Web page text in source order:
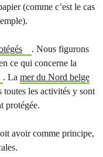
(comme c’est le cas
. Nous figurons
ce qui concerne la
. La mer du Nord belge
toutes les activités y sont
protégée.
avoir comme principe,